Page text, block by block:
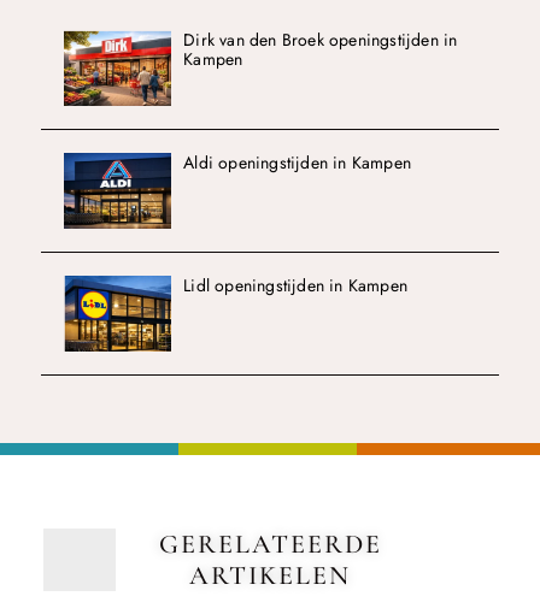
Dirk van den Broek openingstijden in
Kampen
Aldi openingstijden in Kampen
Lidl openingstijden in Kampen
GERELATEERDE
ARTIKELEN